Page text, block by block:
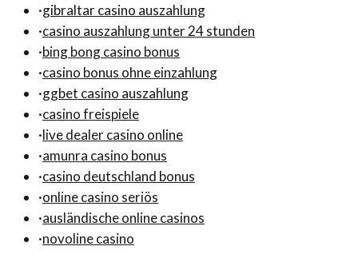
·gibraltar casino auszahlung
·casino auszahlung unter 24 stunden
·bing bong casino bonus
·casino bonus ohne einzahlung
·ggbet casino auszahlung
·casino freispiele
·live dealer casino online
·amunra casino bonus
·casino deutschland bonus
·online casino seriös
·ausländische online casinos
·novoline casino